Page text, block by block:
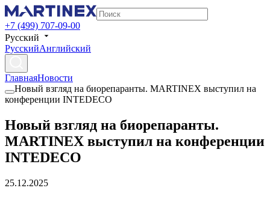
+7 (499) 707-09-00
Русский
РусскийАнглийский
ГлавнаяНовости
Новый взгляд на биорепаранты. MARTINEX выступил на
конференции INTEDECO
Новый взгляд на биорепаранты.
MARTINEX выступил на конференции
INTEDECO
25.12.2025